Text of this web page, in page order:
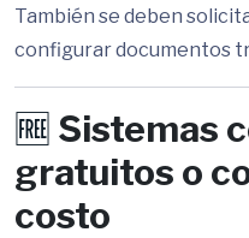
También se deben
configurar documentos
🆓 Sistemas
gratuitos o
costo